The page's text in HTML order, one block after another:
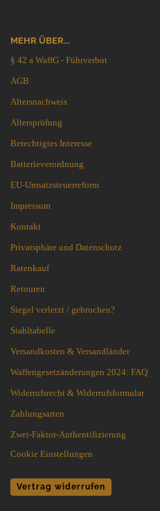
MEHR ÜBER...
§ 42 a WaffG - Führverbot
AGB
Altersnachweis
Altersprüfung
Berechtigtes Interesse
Batterieverordnung
EU-Umsatzsteuerreform
Impressum
Kontakt
Privatsphäre und Datenschutz
Ratenkauf
Retouren
Siegel verletzt / gebrochen?
Stahltabelle
Versandkosten & Versandländer
Waffengesetzänderungen 2024: FAQ
Widerrufsrecht & Widerrufsformular
Zahlungsarten
Zwei-Faktor-Authentifizierung
Cookie Einstellungen
Vertrag widerrufen